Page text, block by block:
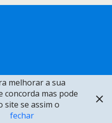
melhorar a sua
concorda mas pode
se assim o
fechar